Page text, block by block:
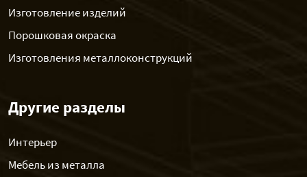
Изготовление изделий
Порошковая окраска
Изготовления металлоконструкций
Другие разделы
Интерьер
Мебель из металла